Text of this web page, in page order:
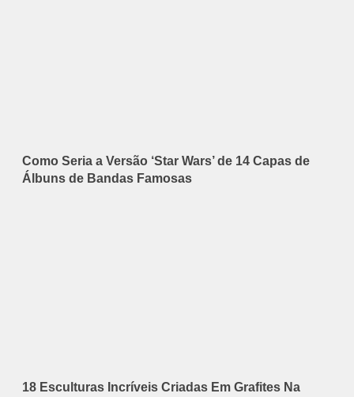
Como Seria a Versão ‘Star Wars’ de 14 Capas de
Álbuns de Bandas Famosas
18 Esculturas Incríveis Criadas Em Grafites Na